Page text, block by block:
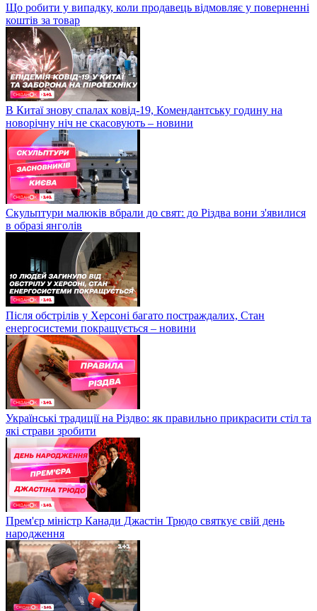
Що робити у випадку, коли продавець відмовляє у поверненні
коштів за товар
В Китаї знову спалах ковід-19, Комендантську годину на
новорічну ніч не скасовують – новини
Скульптури малюків вбрали до свят: до Різдва вони з'явилися
в образі янголів
Після обстрілів у Херсоні багато постраждалих, Стан
енергосистеми покращується – новини
Українські традиції на Різдво: як правильно прикрасити стіл та
які страви зробити
Прем'єр міністр Канади Джастін Трюдо святкує свій день
народження